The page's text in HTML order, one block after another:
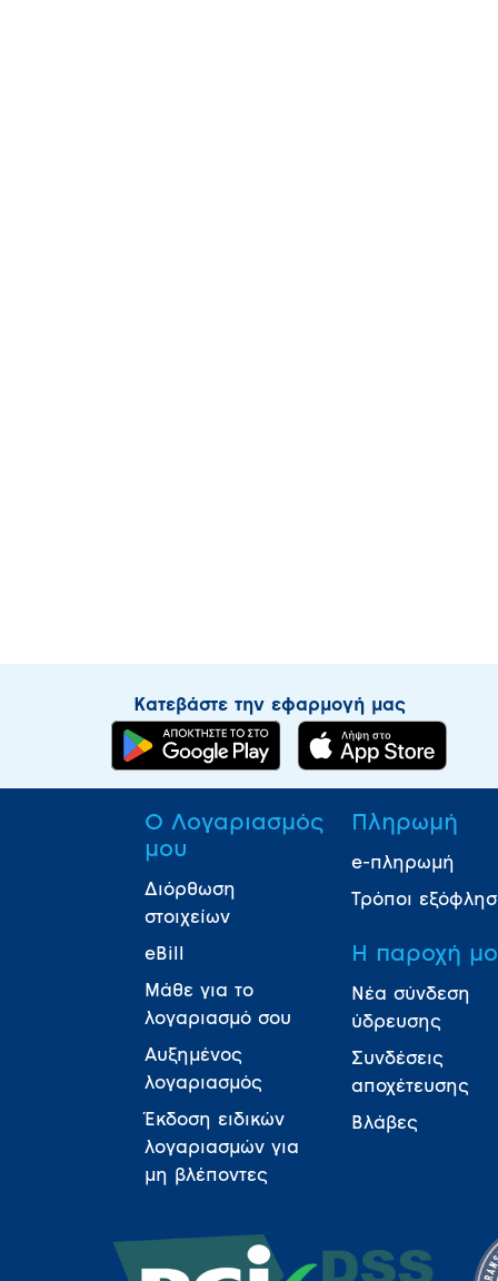
Κατεβάστε την εφαρμογή μας
Ο Λογαριασμός
μου
Διόρθωση
στοιχείων
eBill
Μάθε για το
λογαριασμό σου
Αυξημένος
λογαριασμός
Έκδοση ειδικών
λογαριασμών για
μη βλέποντες
Πληρωμή
e-πληρωμή
Τρόποι
Η παροχή
Νέα σύνδεση
ύδρευσης
Συνδέσεις
αποχέτευσης
Βλάβες